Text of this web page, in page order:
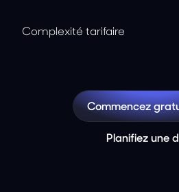
Complexité tarifaire
Commencez
Planifiez une